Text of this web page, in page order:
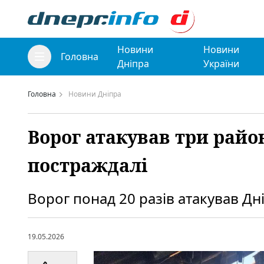
Головна
Новини
Дніпра
Новини
України
Головна Новини Дніпра
Ворог атакував три
постраждалі
Ворог понад 20 разів атакував
19.05.2026